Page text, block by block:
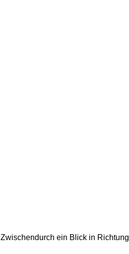
Zwischendurch ein Blick in